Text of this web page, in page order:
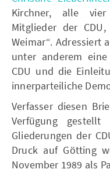
Kirchner, alle
Mitglieder der
Weimar“. Adressiert
unter anderem
CDU und die
innerparteiliche
Verfasser diesen
Verfügung
Gliederungen der
Druck auf Götting
November 1989 als